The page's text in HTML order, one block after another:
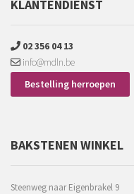
KLANTENDIENST
02 356 04 13
info@mdln.be
Bestelling herroepen
BAKSTENEN WINKEL
Steenweg naar Eigenbrakel 9